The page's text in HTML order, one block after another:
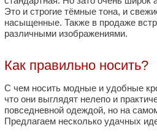
Это и строгие тёмные тона, и
насыщенные. Также в продаже
различными изображениями.
Как правильно носить?
С чем носить модные и удобные
что они выглядят нелепо и
повседневной одеждой, но на
Предлагаем несколько удачных